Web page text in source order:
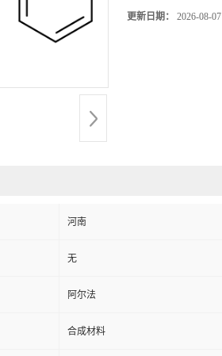
更新日期： 2026-08-07
河南
无
阿尔法
合成材料